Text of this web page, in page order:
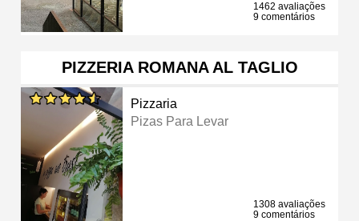
1462 avaliações
9 comentários
PIZZERIA ROMANA AL TAGLIO
Pizzaria
Pizas Para Levar
1308 avaliações
9 comentários